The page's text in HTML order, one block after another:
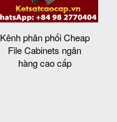
Kênh phân phối Cheap
File Cabinets ngân
hàng cao cấp